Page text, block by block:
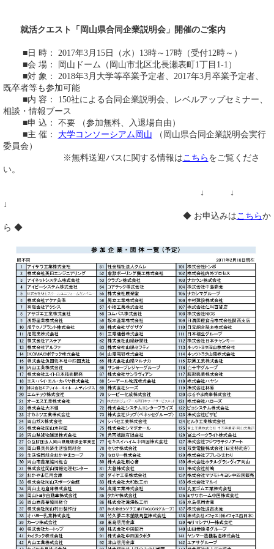
就活クエスト「岡山県合同企業説明会」開催のご案内
■日 時： 2017年3月15日（水）13時～17時（受付12時～）
■会 場： 岡山ドーム（岡山市北区北長瀬表町1丁目1-1）
■対 象： 2018年3月大学等卒業予定者、2017年3月卒業予定者、
既卒者等も参加可能
■内 容： 150社による合同企業説明会、レベルアップセミナー、
相談・情報ブース
■申 込： 不要 （参加無料、入退場自由）
■主 催： 大学コンソーシアム岡山 （岡山県合同企業説明会実行
委員会）
※無料送迎バスに関する情報はこちら をご覧くださ
い。
↓ ↓
↓
◆ お申込みはこちらか
ら ◆